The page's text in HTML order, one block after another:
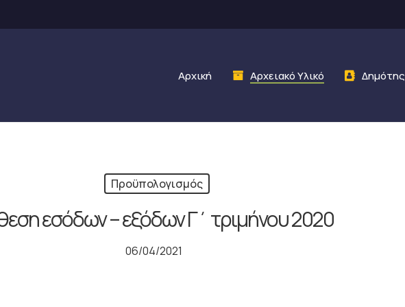
Αρχική Αρχειακό Υλικό Δημότης
Προϋπολογισμός
εσόδων – εξόδων Γ΄ τριμήνου 2020
06/04/2021